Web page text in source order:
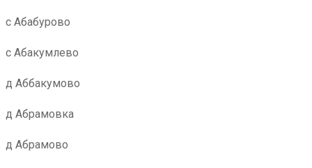
с Абабурово
с Абакумлево
д Аббакумово
д Абрамовка
д Абрамово